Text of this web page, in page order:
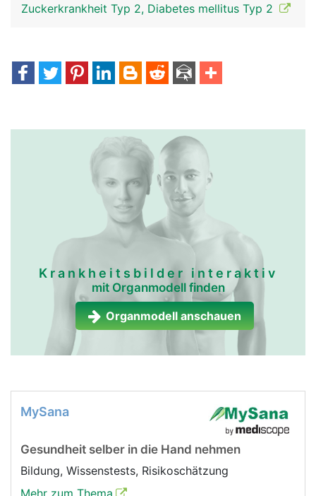
Zuckerkrankheit Typ 2, Diabetes mellitus Typ 2
Krankheitsbilder interaktiv
mit Organmodell finden
Organmodell anschauen
MySana
Gesundheit selber in die Hand nehmen
Bildung, Wissenstests, Risikoschätzung